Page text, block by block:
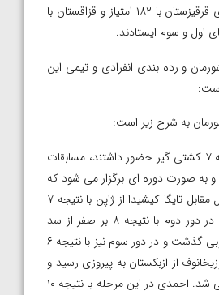
دست یافت و تیم های قرقیزستان با ۱۸۲ امتیاز و قزاقستان با
و رده بندی انفرادی و تیمی این
به شرح زیر است:
در وزن ۴۵ کیلوگرم که ۷ کشتی گیر حضور داشتند، مسابقات
۴ و ۳ نفره و به صورت دوره ای برگزار می شود که
پیام احمدی در دور اول مقابل تایگا کیشیدا از ژاپن با نتیجه ۷
بر صفر پیروز شد. وی در دور دوم با نتیجه ۸ بر صفر از سد
اوجین هان از کره جنوبی گذشت و در دور سوم نیز با نتیجه ۶
از ازبکستان به پیروزی رسید و
راهی مرحله نیمه نهایی شد. احمدی در این مرحله با نتیجه ۱۰